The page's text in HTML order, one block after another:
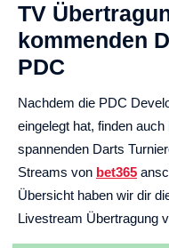
TV
kommenden
PDC
Nachdem die PDC
eingelegt hat, finden
spannenden Darts
Streams von bet365
Übersicht haben wir dir
Livestream Übertragung